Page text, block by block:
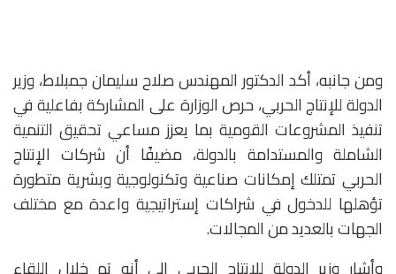
ومن جانبه، أكد الدكتور المهندس صلاح سليمان جمبلاط، وزير
الدولة للإنتاج الحربي، حرص الوزارة على المشاركة بفاعلية في
تنفيذ المشروعات القومية بما يعزز مساعي تحقيق التنمية
الشاملة والمستدامة بالدولة، مضيفًا أن شركات الإنتاج
الحربي تمتلك إمكانات صناعية وتكنولوجية وبشرية متطورة
تؤهلها للدخول في شراكات إستراتيجية واعدة مع مختلف
الجهات بالعديد من المجالات.